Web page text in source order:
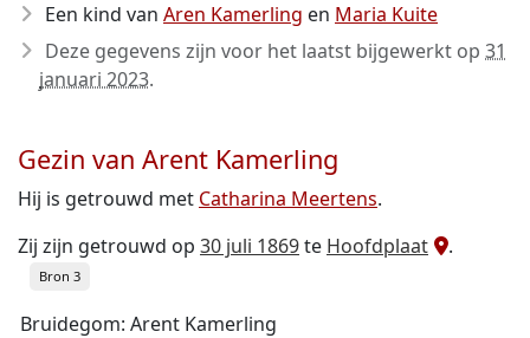
Een kind van Aren Kamerling en Maria Kuite
Deze gegevens zijn voor het laatst bijgewerkt op 31
januari 2023.
Gezin van Arent Kamerling
Hij is getrouwd met Catharina Meertens.
Zij zijn getrouwd op 30 juli 1869te Hoofdplaat .
Bron 3
Bruidegom: Arent Kamerling